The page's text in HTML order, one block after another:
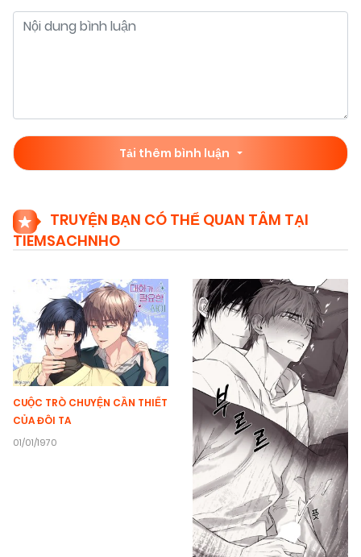
Tải thêm bình luận
TRUYỆN BẠN CÓ THỂ QUAN TÂM TẠI
TIEMSACHNHO
CUỘC TRÒ CHUYỆN CẦN THIẾT
CỦA ĐÔI TA
01/01/1970